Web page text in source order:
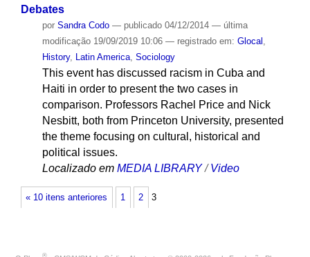
Debates
por Sandra Codo — publicado04/12/2014 — última
modificação19/09/2019 10:06 — registrado em: Glocal
History, Latin America, Sociology
This event has discussed racism in Cuba and
Haiti in order to present the two cases in
comparison. Professors Rachel Price and Nick
Nesbitt, both from Princeton University, presented
the theme focusing on cultural, historical and
political issues.
Localizado em MEDIA LIBRARY /Video
« 10 itens anteriores 1 2 3